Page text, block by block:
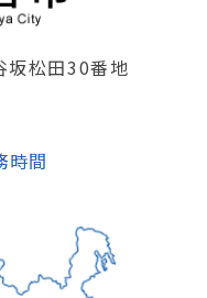
坂松田30番地
時間